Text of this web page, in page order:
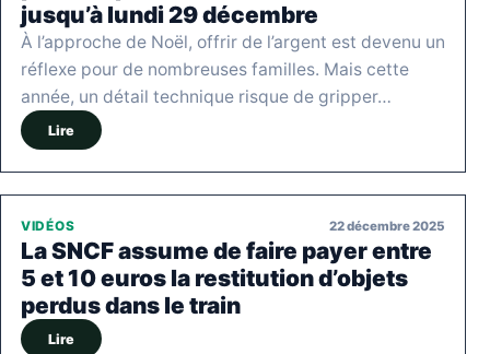
jusqu’à lundi 29 décembre
À l’approche de Noël, offrir de l’argent est devenu un
réflexe pour de nombreuses familles. Mais cette
année, un détail technique risque de gripper…
Lire
VIDÉOS 22 décembre 2025
La SNCF assume de faire payer entre
5 et 10 euros la restitution d’objets
perdus dans le train
Lire